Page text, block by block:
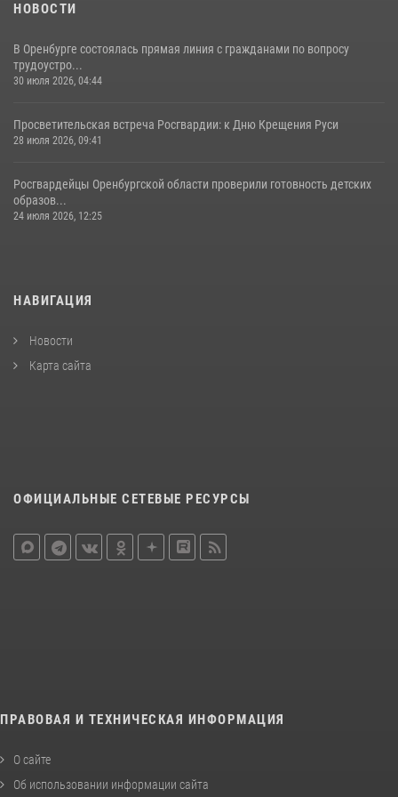
НОВОСТИ
В Оренбурге состоялась прямая линия с гражданами по вопросу
трудоустро...
30 июля 2026, 04:44
Просветительская встреча Росгвардии: к Дню Крещения Руси
28 июля 2026, 09:41
Росгвардейцы Оренбургской области проверили готовность детских
образов...
24 июля 2026, 12:25
НАВИГАЦИЯ
Новости
Карта сайта
ОФИЦИАЛЬНЫЕ СЕТЕВЫЕ РЕСУРСЫ
ПРАВОВАЯ И ТЕХНИЧЕСКАЯ ИНФОРМАЦИЯ
О сайте
Об использовании информации сайта